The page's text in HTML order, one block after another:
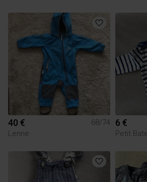
40 €
68/74
Lenne
6 €
Petit